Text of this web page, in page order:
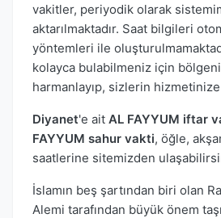
vakitler, periyodik olarak
aktarılmaktadır. Saat bilgileri
yöntemleri ile
kolayca bulabilmeniz için
harmanlayıp, sizlerin
Diyanet'e ait AL FAYYUM iftar
FAYYUM sahur vakti, öğle,
saatlerine sitemizden
İslamın beş şartından biri olan
Alemi tarafından büyük önem